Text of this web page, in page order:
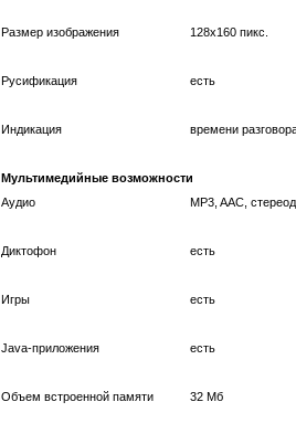
Размер изображения 128x160 пикс.
Русификация есть
Индикация времени
Мультимедийные возможности
Аудио
MP3, AAC,
Диктофон есть
Игры есть
Java-приложения есть
Объем встроенной памяти 32 Мб